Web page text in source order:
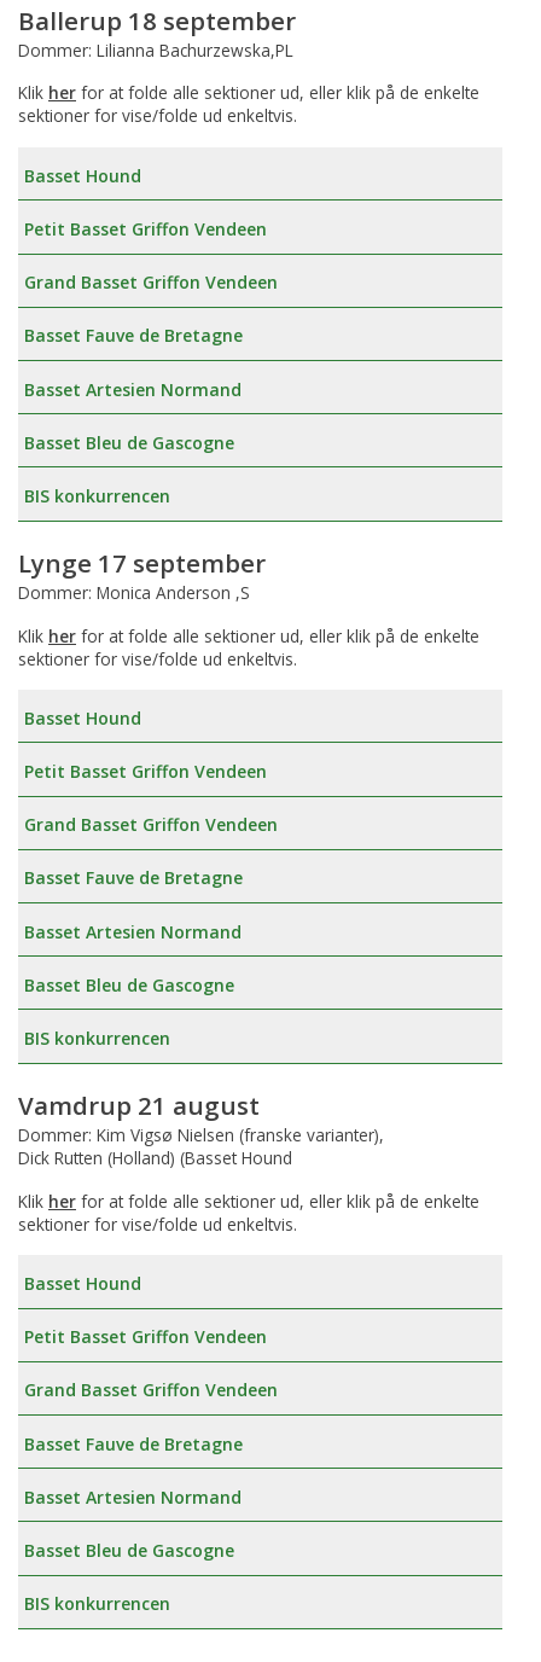
Ballerup 18 september
Dommer: Lilianna Bachurzewska,PL
Klik her for at folde alle sektioner ud, eller klik på de enkelte
sektioner for vise/folde ud enkeltvis.
Basset Hound
Petit Basset Griffon Vendeen
Grand Basset Griffon Vendeen
Basset Fauve de Bretagne
Basset Artesien Normand
Basset Bleu de Gascogne
BIS konkurrencen
Lynge 17 september
Dommer: Monica Anderson ,S
Klik her for at folde alle sektioner ud, eller klik på de enkelte
sektioner for vise/folde ud enkeltvis.
Basset Hound
Petit Basset Griffon Vendeen
Grand Basset Griffon Vendeen
Basset Fauve de Bretagne
Basset Artesien Normand
Basset Bleu de Gascogne
BIS konkurrencen
Vamdrup 21 august
Dommer: Kim Vigsø Nielsen (franske varianter),
Dick Rutten (Holland) (Basset Hound
Klik her for at folde alle sektioner ud, eller klik på de enkelte
sektioner for vise/folde ud enkeltvis.
Basset Hound
Petit Basset Griffon Vendeen
Grand Basset Griffon Vendeen
Basset Fauve de Bretagne
Basset Artesien Normand
Basset Bleu de Gascogne
BIS konkurrencen